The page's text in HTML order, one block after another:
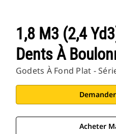
1,8 M3 (2,4
Dents À
Godets À Fond Plat -
Acheter